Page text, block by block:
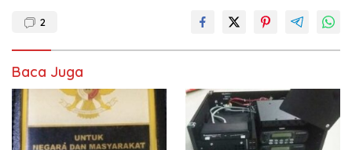
2
Baca Juga